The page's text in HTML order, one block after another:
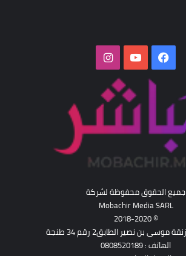
فيسبوك‫YouTubeانستقرام
جميع الحقوق محفوظة لشركة
Mobachir Media SARL
© 2018-2020
الهاتف : 0808520189